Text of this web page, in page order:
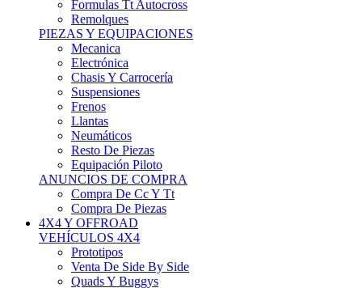
Formulas Tt Autocross
Remolques
PIEZAS Y EQUIPACIONES
Mecanica
Electrónica
Chasis Y Carrocería
Suspensiones
Frenos
Llantas
Neumáticos
Resto De Piezas
Equipación Piloto
ANUNCIOS DE COMPRA
Compra De Cc Y Tt
Compra De Piezas
4X4 Y OFFROAD
VEHÍCULOS 4X4
Prototipos
Venta De Side By Side
Quads Y Buggys